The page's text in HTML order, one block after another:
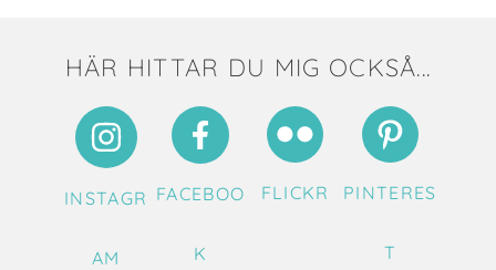
HÄR HITTAR DU MIG OCKSÅ...
INSTAGR
AM
FACEBOO
K
FLICKR PINTERES
T